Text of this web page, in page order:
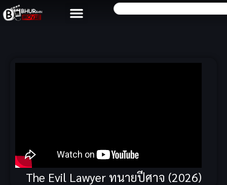
The Evil Lawyer ทนายปีศาจ (2026)